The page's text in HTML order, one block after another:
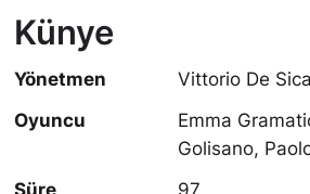
Künye
Yönetmen
Vittorio De Sica
Oyuncu
Emma
Golisano,
Süre
97